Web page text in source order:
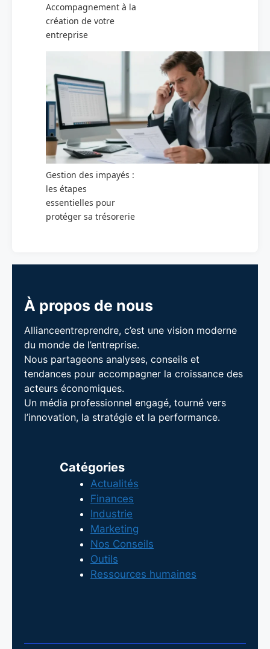
Accompagnement à la
création de votre
entreprise
Gestion des impayés :
les étapes
essentielles pour
protéger sa trésorerie
À propos de nous
Allianceentreprendre, c’est une vision moderne
du monde de l’entreprise.
Nous partageons analyses, conseils et
tendances pour accompagner la croissance des
acteurs économiques.
Un média professionnel engagé, tourné vers
l’innovation, la stratégie et la performance.
Catégories
Actualités
Finances
Industrie
Marketing
Nos Conseils
Outils
Ressources humaines